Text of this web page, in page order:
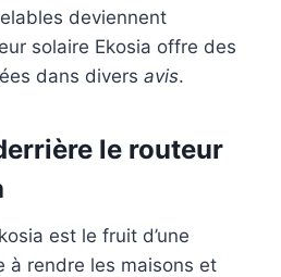
deviennent
solaire Ekosia offre des
dans divers avis.
le routeur
est le fruit d’une
à rendre les maisons et